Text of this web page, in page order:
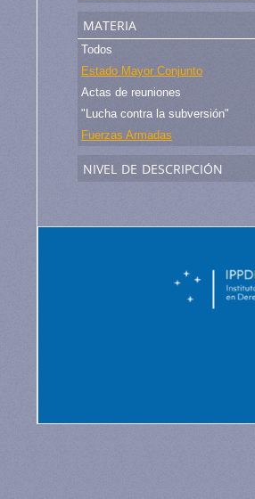
materia
Todos
Estado Mayor Conjunto
Actas de reuniones
"Lucha contra la subversión"
Fuerzas Armadas
nivel de descripción